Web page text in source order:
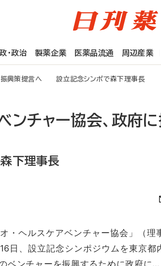
・政治 製薬企業 医薬品流通 周辺産業
振興策提言へ 設立記念シンポで森下理事長
ンチャー協会、政府
下理事長
・ヘルスケアベンチャー協会」（理
日、設立記念シンポジウムを東京都
ベンチャーを振興するために政府に…